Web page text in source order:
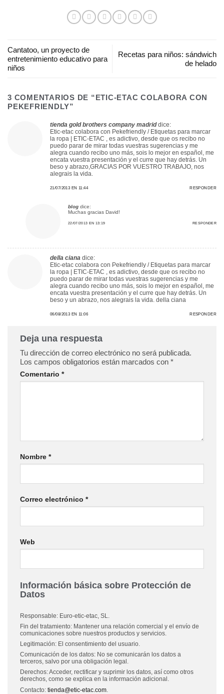
Cantatoo, un proyecto de
entretenimiento educativo para
niños
Recetas para niños: sándwich
de helado
3 COMENTARIOS DE “ETIC-ETAC COLABORA CON
PEKEFRIENDLY”
tienda gold brothers company madrid dice:
Etic-etac colabora con Pekefriendly / Etiquetas para marcar
la ropa | ETIC-ETAC , es adictivo, desde que os recibo no
puedo parar de mirar todas vuestras sugerencias y me
alegra cuando recibo uno más, sois lo mejor en español, me
encata vuestra presentación y el curre que hay detrás. Un
beso y abrazo,GRACIAS POR VUESTRO TRABAJO, nos
alegrais la vida.
21/07/2013 EN 11:44 RESPONDER
blog dice:
Muchas gracias David!
22/07/2013 EN 13:19 RESPONDER
della ciana dice:
Etic-etac colabora con Pekefriendly / Etiquetas para marcar
la ropa | ETIC-ETAC , es adictivo, desde que os recibo no
puedo parar de mirar todas vuestras sugerencias y me
alegra cuando recibo uno más, sois lo mejor en español, me
encata vuestra presentación y el curre que hay detrás. Un
beso y un abrazo, nos alegrais la vida. della ciana
06/08/2013 EN 11:06 RESPONDER
Deja una respuesta
Tu dirección de correo electrónico no será publicada.
Los campos obligatorios están marcados con *
Comentario *
Nombre *
Correo electrónico *
Web
Información básica sobre Protección de
Datos
Responsable: Euro-etic-etac, SL.
Fin del tratamiento: Mantener una relación comercial y el envío de
comunicaciones sobre nuestros productos y servicios.
Legitimación: El consentimiento del usuario.
Comunicación de los datos: No se comunicarán los datos a
terceros, salvo por una obligación legal.
Derechos: Acceder, rectificar y suprimir los datos, así como otros
derechos, como se explica en la información adicional.
Contacto: tienda@etic-etac.com